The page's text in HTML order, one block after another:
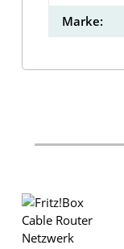
Marke: